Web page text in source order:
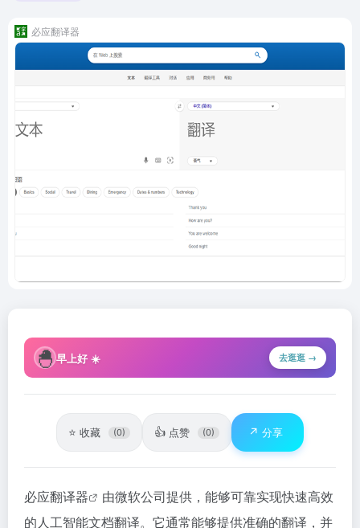
必应翻译器
🐣早上好 ☀️ 去逛逛 →
⭐ 收藏 (0) 👍 点赞 (0) ↗️ 分享
必应翻译器
由微软公司提供，能够可靠实现快速高效
的人工智能文档翻译。它通常能够提供准确的翻译，并